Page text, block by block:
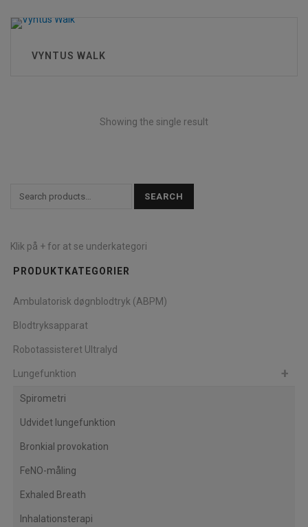
VYNTUS WALK
Showing the single result
SEARCH
Klik på + for at se underkategori
PRODUKTKATEGORIER
Ambulatorisk døgnblodtryk (ABPM)
Blodtryksapparat
Robotassisteret Ultralyd
Lungefunktion
Spirometri
Udvidet lungefunktion
Bronkial provokation
FeNO-måling
Exhaled Breath
Inhalationsterapi